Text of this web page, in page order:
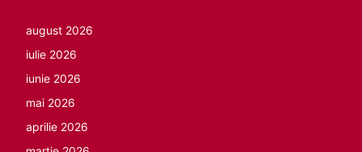
august 2026
iulie 2026
iunie 2026
mai 2026
aprilie 2026